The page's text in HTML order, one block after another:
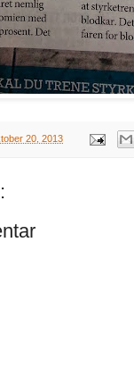
20, 2013